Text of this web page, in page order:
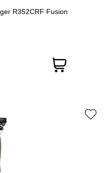
R352CRF Fusion